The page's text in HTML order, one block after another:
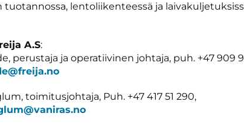
tuotannossa, lentoliikenteessä ja
A.S:
perustaja ja operatiivinen johtaja, puh. +47 909
toimitusjohtaja, Puh. +47 417 51 290,